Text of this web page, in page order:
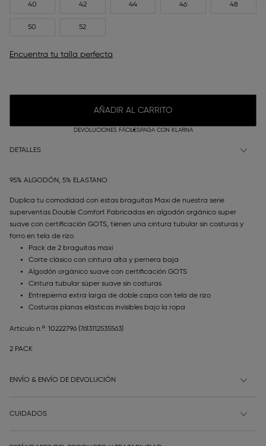
40 42 44 46 48
50 52
Encuentra tu talla perfecta
AÑADIR AL CARRITO
DEVOLUCIONES FÁCILESPAGA CON KLARNA
DETALLES
95% ALGODÓN, 5% ELASTANO
Duplica tu comodidad con estas braguitas Maxi de nuestra serie
superventas Double Comfort Fabricadas en algodón orgánico super
suave con certificación GOTS, tienen una cintura tubular sin costuras y
forro en tela de rizo.
Pack de 2 braguitas maxi
Corte clásico con cintura alta y pernera baja
Algodón orgánico suave con certificación GOTS
Cintura tubular súper suave sin costuras
Entrepierna extra larga de doble capa con tela de rizo
Costuras planas elásticas invisibles bajo la ropa
Artículo n.º: 10222796 (7613112535563)
2 PACK
ENVÍO & ENVÍO DE DEVOLUCIÓN
CUIDADOS